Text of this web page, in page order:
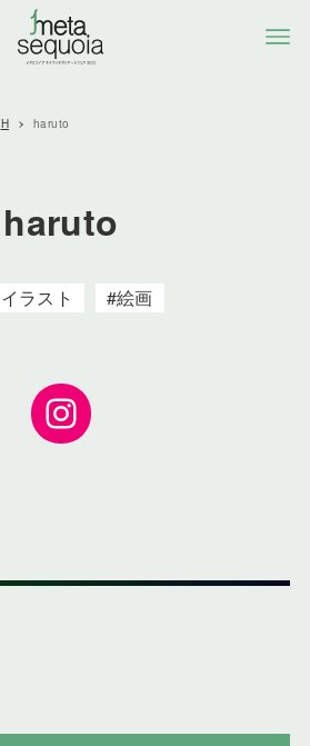
H haruto
haruto
イラスト 絵画
Instagram